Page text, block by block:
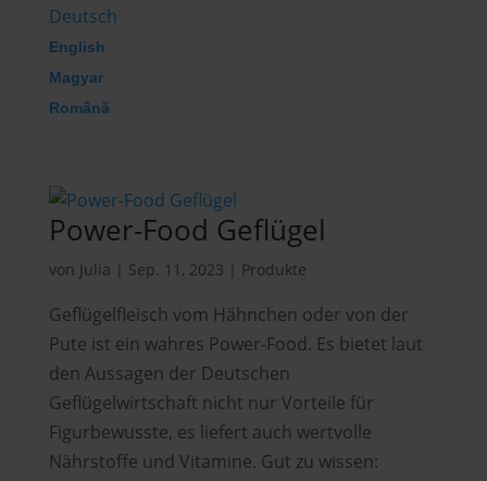
Deutsch
English
Magyar
Română
Power-Food Geflügel
von Julia | Sep. 11, 2023 | Produkte
Geflügelfleisch vom Hähnchen oder von der
Pute ist ein wahres Power-Food. Es bietet laut
den Aussagen der Deutschen
Geflügelwirtschaft nicht nur Vorteile für
Figurbewusste, es liefert auch wertvolle
Nährstoffe und Vitamine. Gut zu wissen: